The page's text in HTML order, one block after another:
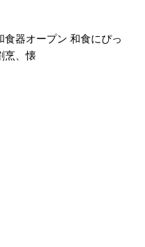
器オープン 和食にぴっ
烹、懐